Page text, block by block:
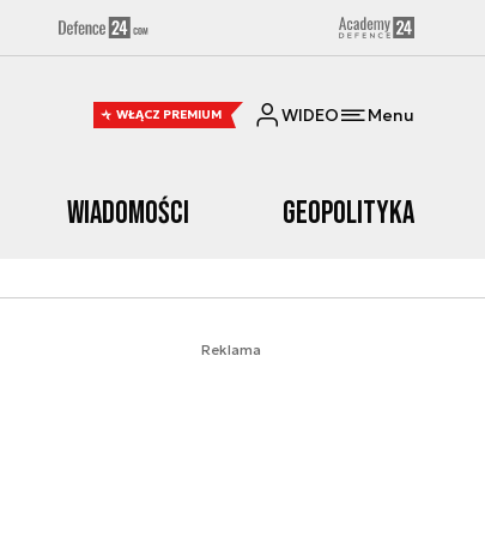
WŁĄCZ PREMIUM WIDEO Menu
Wiadomości Geopolityka
Reklama